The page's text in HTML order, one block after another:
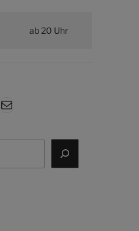
ab 20 Uhr
E-Mail